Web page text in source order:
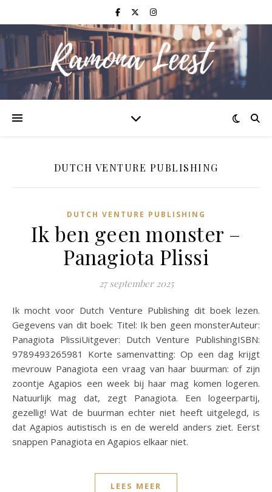
DUTCH VENTURE PUBLISHING
DUTCH VENTURE PUBLISHING
Ik ben geen monster –
Panagiota Plissi
27 september 2025
Ik mocht voor Dutch Venture Publishing dit boek lezen.
Gegevens van dit boek: Titel: Ik ben geen monsterAuteur:
Panagiota PlissiUitgever: Dutch Venture PublishingISBN:
9789493265981 Korte samenvatting: Op een dag krijgt
mevrouw Panagiota een vraag van haar buurman: of zijn
zoontje Agapios een week bij haar mag komen logeren.
Natuurlijk mag dat, zegt Panagiota. Een logeerpartij,
gezellig! Wat de buurman echter niet heeft uitgelegd, is
dat Agapios autistisch is en de wereld anders ziet. Eerst
snappen Panagiota en Agapios elkaar niet.
LEES MEER